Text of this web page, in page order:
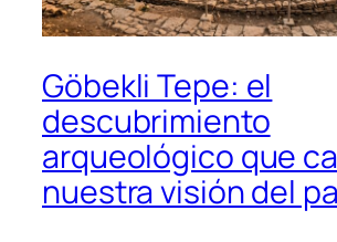
Göbekli Tepe: el
descubrimiento
arqueológico que
nuestra visión del